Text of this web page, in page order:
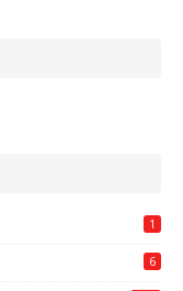
1
6